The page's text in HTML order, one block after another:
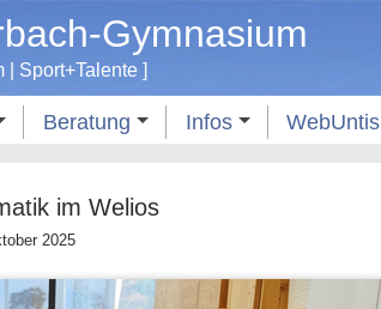
Gymnasium
| Sport+Talente]
Beratung Infos WebUntis
im Welios
2025